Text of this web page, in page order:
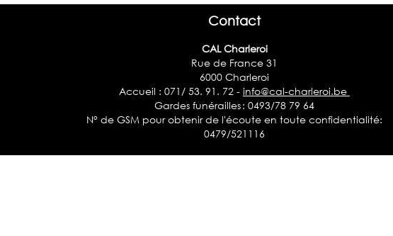
Contact
CAL Charleroi
Rue de France 31
6000 Charleroi
Accueil : 071/ 53. 91. 72 - info@cal-charleroi.be
Gardes funérailles : 0493/78 79 64
N° de GSM pour obtenir de l'écoute en toute confidentialité:
0479/521116